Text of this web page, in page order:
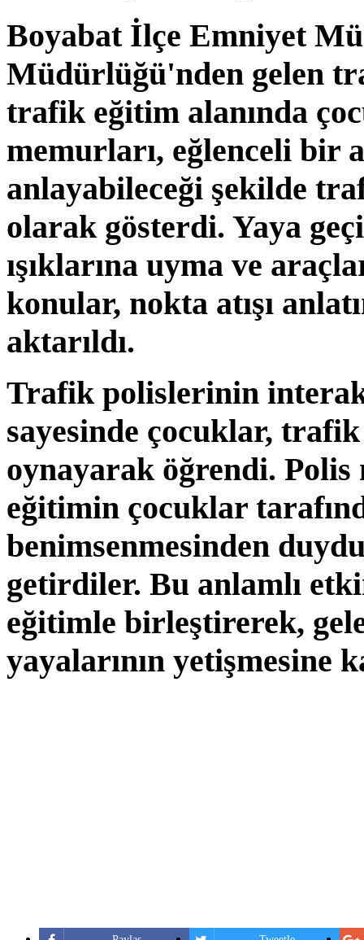
Boyabat İlçe Emniyet
Müdürlüğü'nden gelen
trafik eğitim alanında
memurları, eğlenceli bir
anlayabileceği şekilde
olarak gösterdi. Yaya
ışıklarına uyma ve
konular, nokta atışı
aktarıldı.
Trafik polislerinin
sayesinde çocuklar,
oynayarak öğrendi.
eğitimin çocuklar
benimsenmesinden
getirdiler. Bu anlamlı
eğitimle birleştirerek,
yayalarının yetişmesine